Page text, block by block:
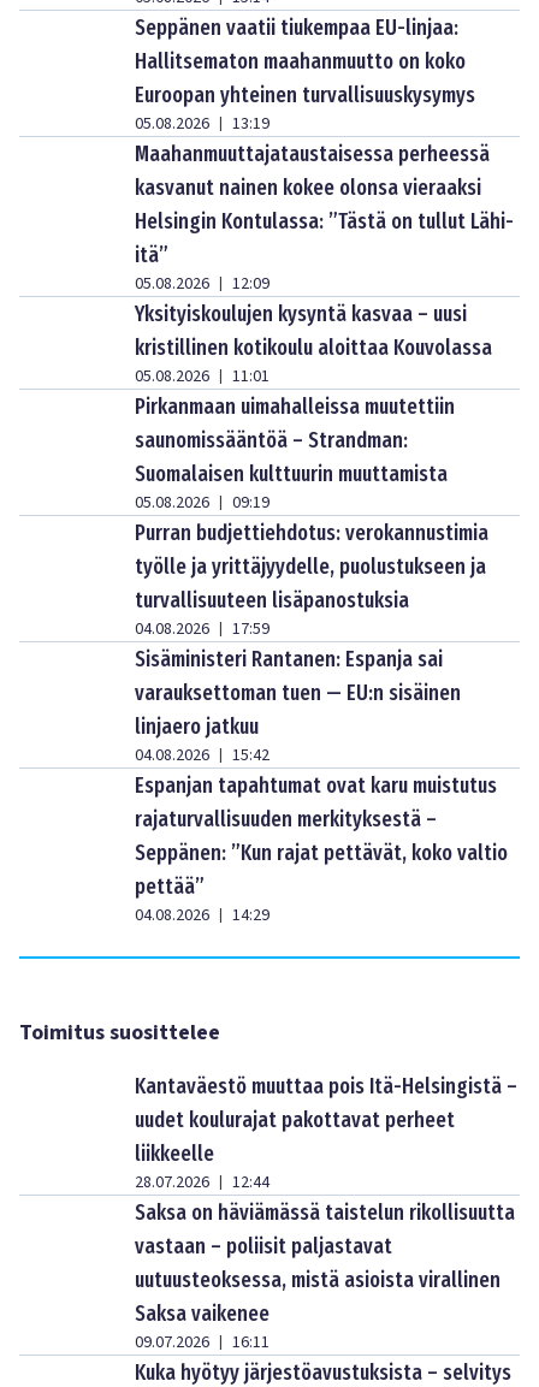
Seppänen vaatii tiukempaa EU-linjaa:
Hallitsematon maahanmuutto on koko
Euroopan yhteinen turvallisuuskysymys
05.08.2026 | 13:19
Maahanmuuttajataustaisessa perheessä
kasvanut nainen kokee olonsa vieraaksi
Helsingin Kontulassa: ”Tästä on tullut Lähi-
itä”
05.08.2026 | 12:09
Yksityiskoulujen kysyntä kasvaa – uusi
kristillinen kotikoulu aloittaa Kouvolassa
05.08.2026 | 11:01
Pirkanmaan uimahalleissa muutettiin
saunomissääntöä – Strandman:
Suomalaisen kulttuurin muuttamista
05.08.2026 | 09:19
Purran budjettiehdotus: verokannustimia
työlle ja yrittäjyydelle, puolustukseen ja
turvallisuuteen lisäpanostuksia
04.08.2026 | 17:59
Sisäministeri Rantanen: Espanja sai
varauksettoman tuen — EU:n sisäinen
linjaero jatkuu
04.08.2026 | 15:42
Espanjan tapahtumat ovat karu muistutus
rajaturvallisuuden merkityksestä –
Seppänen: ”Kun rajat pettävät, koko valtio
pettää”
04.08.2026 | 14:29
Toimitus suosittelee
Kantaväestö muuttaa pois Itä-Helsingistä –
uudet koulurajat pakottavat perheet
liikkeelle
28.07.2026 | 12:44
Saksa on häviämässä taistelun rikollisuutta
vastaan – poliisit paljastavat
uutuusteoksessa, mistä asioista virallinen
Saksa vaikenee
09.07.2026 | 16:11
Kuka hyötyy järjestöavustuksista – selvitys